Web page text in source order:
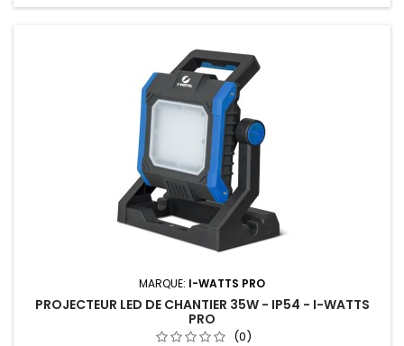
MARQUE: I-WATTS PRO
PROJECTEUR LED DE CHANTIER 35W - IP54 - I-WATTS
PRO
(0)